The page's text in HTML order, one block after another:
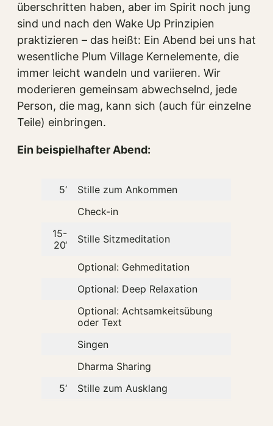
überschritten haben, aber im Spirit noch jung
sind und nach den Wake Up Prinzipien
praktizieren – das heißt: Ein Abend bei uns hat
wesentliche Plum Village Kernelemente, die
immer leicht wandeln und variieren. Wir
moderieren gemeinsam abwechselnd, jede
Person, die mag, kann sich (auch für einzelne
Teile) einbringen.
Ein beispielhafter Abend:
5‘
Stille zum Ankommen
Check-in
15-
20‘
Stille Sitzmeditation
Optional: Gehmeditation
Optional: Deep Relaxation
Optional: Achtsamkeitsübung
oder Text
Singen
Dharma Sharing
5‘
Stille zum Ausklang